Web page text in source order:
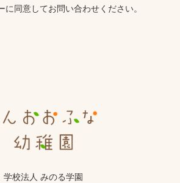
同意してお問い合わせください。
学校法人 みのる学園